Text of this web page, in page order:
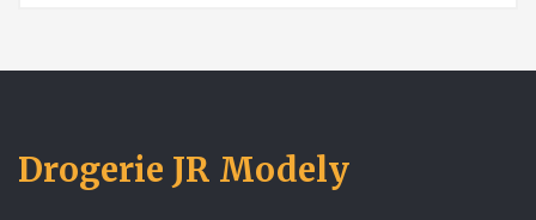
Drogerie JR Modely